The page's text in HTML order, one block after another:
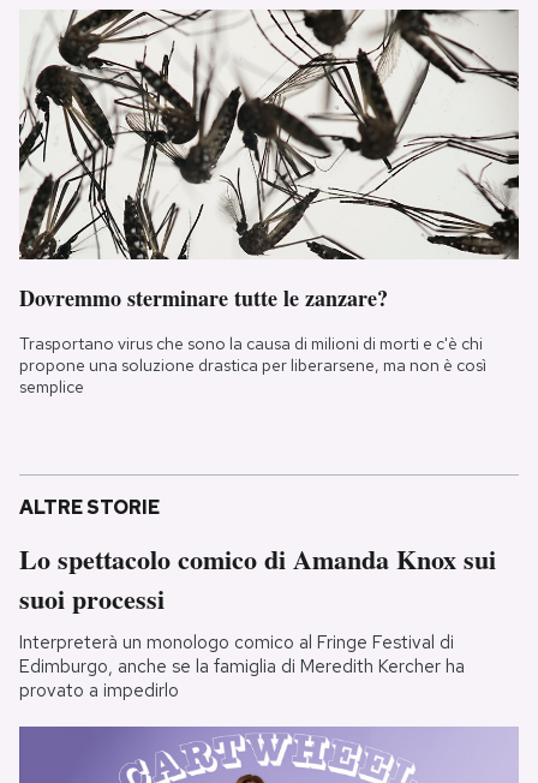
Dovremmo sterminare tutte le zanzare?
Trasportano virus che sono la causa di milioni di morti e c'è chi
propone una soluzione drastica per liberarsene, ma non è così
semplice
ALTRE STORIE
Lo spettacolo comico di Amanda Knox sui
suoi processi
Interpreterà un monologo comico al Fringe Festival di
Edimburgo, anche se la famiglia di Meredith Kercher ha
provato a impedirlo